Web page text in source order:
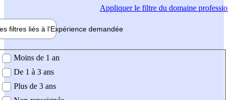
Appliquerle filtre du domaine
filtres liés à l'Expérience demandée
demandée
Moins de 1 an
De 1 à 3 ans
Plus de 3 ans